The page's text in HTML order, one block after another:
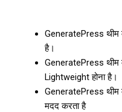
GeneratePress थीम
है।
GeneratePress थीम
Lightweight होना है।
GeneratePress
मदद करता है